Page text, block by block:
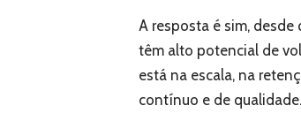
A resposta é sim,
têm alto potencial de
está na escala, na
contínuo e de qualidade.